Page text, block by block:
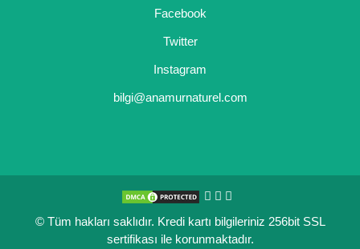
Facebook
Twitter
Instagram
bilgi@anamurnaturel.com
© Tüm hakları saklıdır. Kredi kartı bilgileriniz 256bit SSL
sertifikası ile korunmaktadır.